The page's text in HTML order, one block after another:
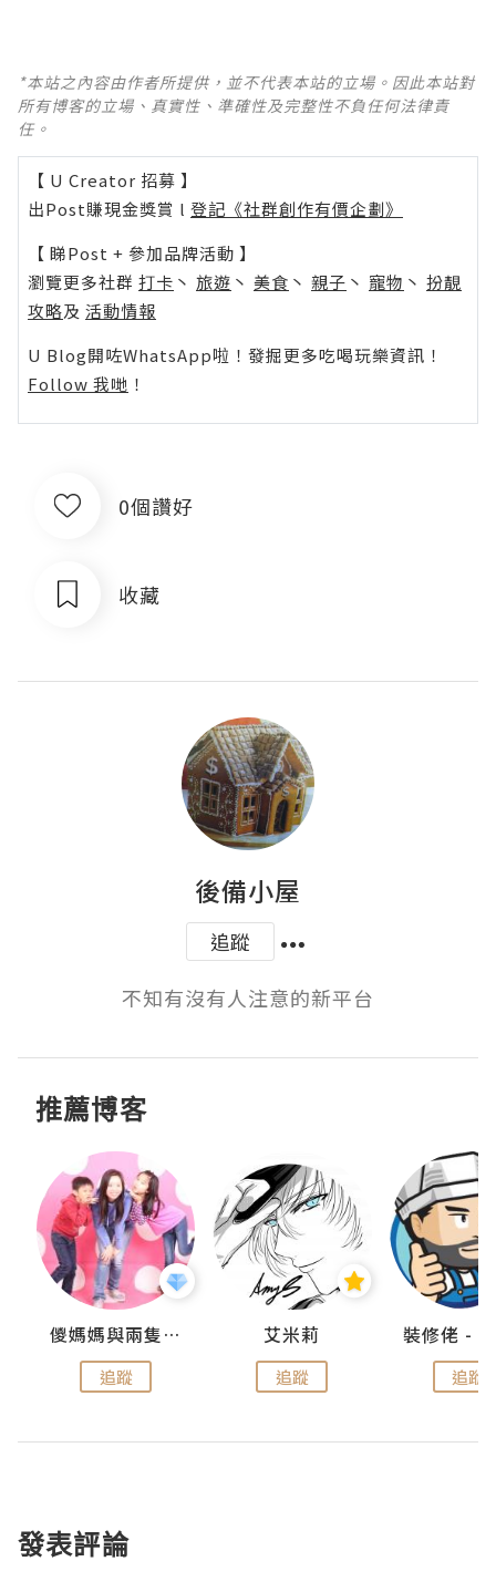
*本站之內容由作者所提供，並不代表本站的立場。因此本站對
所有博客的立場、真實性、準確性及完整性不負任何法律責
任。
【 U Creator 招募 】
出Post賺現金獎賞 l 登記《社群創作有價企劃》
【 睇Post + 參加品牌活動 】
瀏覽更多社群 打卡 丶 旅遊 丶 美食 丶 親子 丶 寵物 丶 扮靚
攻略及 活動情報
U Blog開咗WhatsApp啦！發掘更多吃喝玩樂資訊！
Follow 我哋 ！
0個讚好
收藏
後備小屋
追蹤
不知有沒有人注意的新平台
推薦博客
儍媽媽與兩隻小魔怪之家
追蹤
艾米莉
追蹤 追蹤
發表評論